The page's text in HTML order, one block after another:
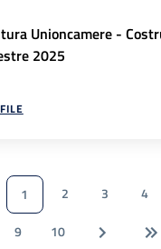
Unioncamere -
2025
1 2 3 4
9 10